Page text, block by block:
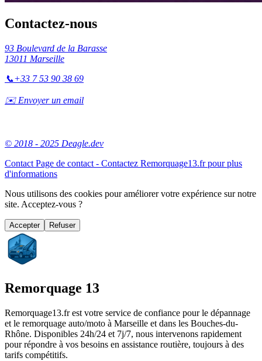
Contactez-nous
93 Boulevard de la Barasse
13011 Marseille
📞+33 7 53 90 38 69
✉️ Envoyer un email
© 2018 - 2025 Deagle.dev
Contact Page de contact - Contactez Remorquage13.fr pour plus
d'informations
Nous utilisons des cookies pour améliorer votre expérience sur notre
site. Acceptez-vous ?
Accepter Refuser
Remorquage 13
Remorquage13.fr est votre service de confiance pour le dépannage
et le remorquage auto/moto à Marseille et dans les Bouches-du-
Rhône. Disponibles 24h/24 et 7j/7, nous intervenons rapidement
pour répondre à vos besoins en assistance routière, toujours à des
tarifs compétitifs.